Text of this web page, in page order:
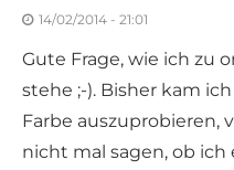
14/02/2014 - 21:01
Gute Frage, wie ich zu
stehe ;-). Bisher kam
Farbe auszuprobieren,
nicht mal sagen, ob